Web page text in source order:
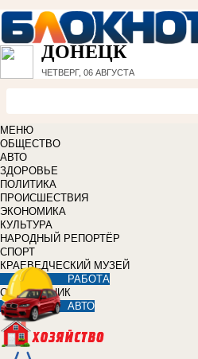
ДОНЕЦК
ЧЕТВЕРГ, 06 АВГУСТА
МЕНЮ
ОБЩЕСТВО
АВТО
ЗДОРОВЬЕ
ПОЛИТИКА
ПРОИСШЕСТВИЯ
ЭКОНОМИКА
КУЛЬТУРА
НАРОДНЫЙ РЕПОРТЁР
СПОРТ
КРАЕВЕДЧЕСКИЙ МУЗЕЙ
РАБОТА
СПРАВОЧНИК
АВТО